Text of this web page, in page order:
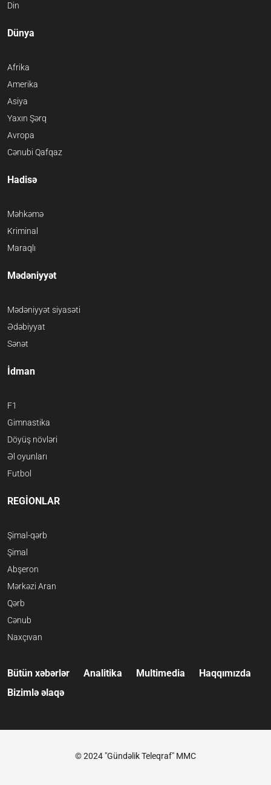
Din
Dünya
Afrika
Amerika
Asiya
Yaxın Şərq
Avropa
Cənubi Qafqaz
Hadisə
Məhkəmə
Kriminal
Maraqlı
Mədəniyyət
Mədəniyyət siyasəti
Ədəbiyyat
Sənət
İdman
F1
Gimnastika
Döyüş növləri
Əl oyunları
Futbol
REGİONLAR
Şimal-qərb
Şimal
Abşeron
Mərkəzi Aran
Qərb
Cənub
Naxçıvan
Bütün xəbərlər Analitika Multimedia
Haqqımızda
Bizimlə əlaqə
© 2024 "Gündəlik Teleqraf" MMC